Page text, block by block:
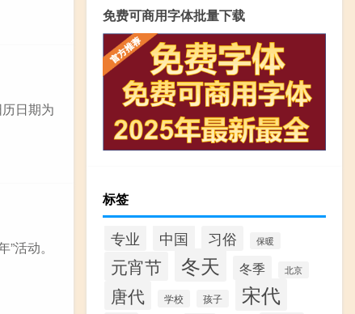
日期为
活动。
免费可商用字体批量下载
标签
专业 中国 习俗 保暖
元宵节 冬天 冬季 北京
唐代 学校 孩子 宋代